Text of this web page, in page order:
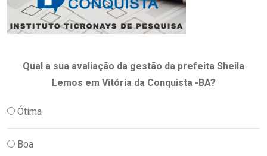
Qual a sua avaliação da gestão da prefeita Sheila
Lemos em Vitória da Conquista -BA?
Ótima
Boa